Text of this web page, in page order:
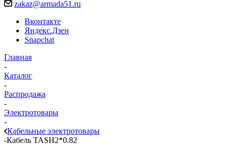
zakaz@armada51.ru
Вконтакте
Яндекс.Дзен
Snapchat
Главная
-
Каталог
-
Распродажа
-
Электротовары
-
Кабельные электротовары
-Кабель ТАSH2*0.82